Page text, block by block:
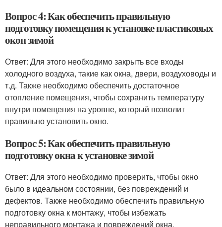
Вопрос 4: Как обеспечить правильную
подготовку помещения к установке пластиковых
окон зимой
Ответ: Для этого необходимо закрыть все входы
холодного воздуха, такие как окна, двери, воздуховоды и
т.д. Также необходимо обеспечить достаточное
отопление помещения, чтобы сохранить температуру
внутри помещения на уровне, который позволит
правильно установить окно.
Вопрос 5: Как обеспечить правильную
подготовку окна к установке зимой
Ответ: Для этого необходимо проверить, чтобы окно
было в идеальном состоянии, без повреждений и
дефектов. Также необходимо обеспечить правильную
подготовку окна к монтажу, чтобы избежать
неправильного монтажа и повреждений окна.